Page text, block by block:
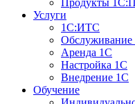
Продукты
Услуги
1С:ИТС
Обслуживание
Аренда 1С
Настройка 1С
Внедрение 1С
Обучение